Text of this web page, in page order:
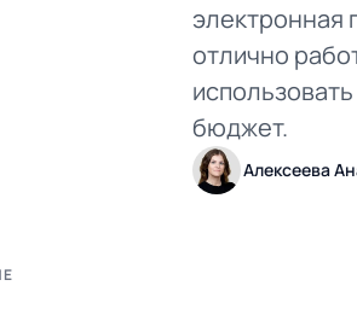
электронная
отлично
бюджет.
Алексеева